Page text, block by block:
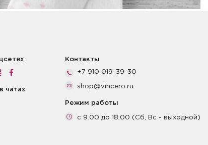
чатах
Контакты
+7 910 019-39-30
shop@vincero.ru
Режим работы
с 9.00 до 18.00 (Сб, Вс - выходной)